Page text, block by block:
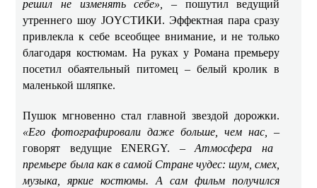
решил не изменять себе»,
– пошутил ведущий
утреннего шоу JOYСТИКИ. Эффектная пара сразу
привлекла к себе всеобщее внимание, и не только
благодаря костюмам. На руках у Романа премьеру
посетил обаятельный питомец – белый кролик в
маленькой шляпке.
Пушок мгновенно стал главной звездой дорожки.
«Его фотографировали даже больше, чем нас, –
говорят ведущие ENERGY. –Атмосфера на
премьере была как в самой Стране чудес: шум, смех,
музыка, яркие костюмы. А сам фильм получился